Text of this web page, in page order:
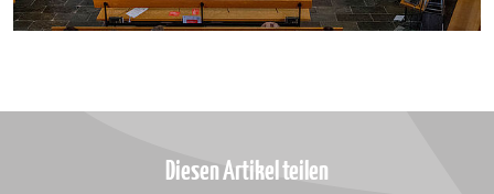
Diesen Artikel teilen